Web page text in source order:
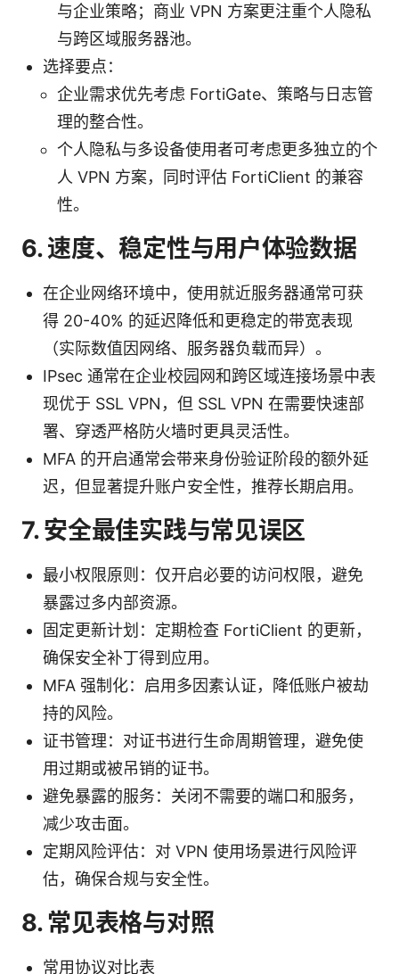
与企业策略；商业 VPN 方案更注重个人隐私
与跨区域服务器池。
选择要点：
企业需求优先考虑 FortiGate、策略与日志管
理的整合性。
个人隐私与多设备使用者可考虑更多独立的个
人 VPN 方案，同时评估 FortiClient 的兼容
性。
6. 速度、稳定性与用户体验数据
在企业网络环境中，使用就近服务器通常可获
得 20-40% 的延迟降低和更稳定的带宽表现
（实际数值因网络、服务器负载而异）。
IPsec 通常在企业校园网和跨区域连接场景中表
现优于 SSL VPN，但 SSL VPN 在需要快速部
署、穿透严格防火墙时更具灵活性。
MFA 的开启通常会带来身份验证阶段的额外延
迟，但显著提升账户安全性，推荐长期启用。
7. 安全最佳实践与常见误区
最小权限原则：仅开启必要的访问权限，避免
暴露过多内部资源。
固定更新计划：定期检查 FortiClient 的更新，
确保安全补丁得到应用。
MFA 强制化：启用多因素认证，降低账户被劫
持的风险。
证书管理：对证书进行生命周期管理，避免使
用过期或被吊销的证书。
避免暴露的服务：关闭不需要的端口和服务，
减少攻击面。
定期风险评估：对 VPN 使用场景进行风险评
估，确保合规与安全性。
8. 常见表格与对照
常用协议对比表